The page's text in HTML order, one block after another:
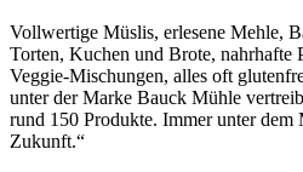
Vollwertige Müslis, erlesene Mehle,
Torten, Kuchen und Brote, nahrhafte
Veggie-Mischungen, alles oft
unter der Marke Bauck Mühle
rund 150 Produkte. Immer unter
Zukunft.“